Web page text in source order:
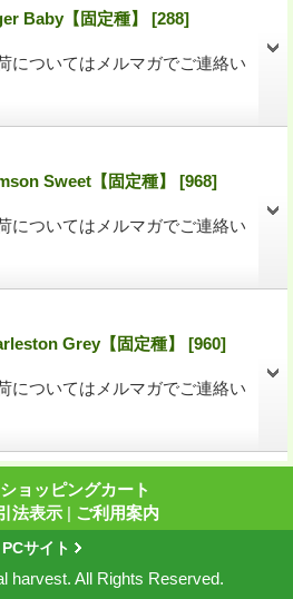
Baby【固定種】 [288]
についてはメルマガでご連絡い
Sweet【固定種】 [968]
についてはメルマガでご連絡い
Grey【固定種】 [960]
についてはメルマガでご連絡い
ショッピングカート
法表示 | ご利用案内
PCサイト
harvest. All Rights Reserved.